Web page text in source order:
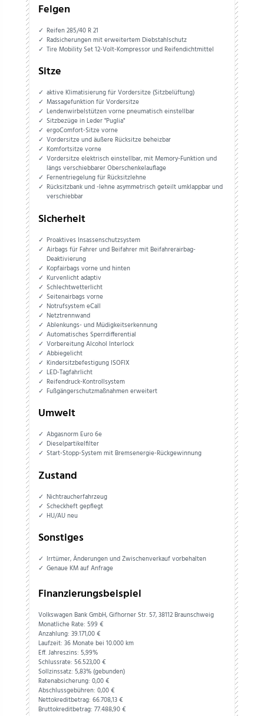
Felgen
Reifen 285/40 R 21
Radsicherungen mit erweitertem Diebstahlschutz
Tire Mobility Set 12-Volt-Kompressor und Reifendichtmittel
Sitze
aktive Klimatisierung für Vordersitze (Sitzbelüftung)
Massagefunktion für Vordersitze
Lendenwirbelstützen vorne pneumatisch einstellbar
Sitzbezüge in Leder "Puglia"
ergoComfort-Sitze vorne
Vordersitze und äußere Rücksitze beheizbar
Komfortsitze vorne
Vordersitze elektrisch einstellbar, mit Memory-Funktion und
längs verschiebbarer Oberschenkelauflage
Fernentriegelung für Rücksitzlehne
Rücksitzbank und -lehne asymmetrisch geteilt umklappbar und
verschiebbar
Sicherheit
Proaktives Insassenschutzsystem
Airbags für Fahrer und Beifahrer mit Beifahrerairbag-
Deaktivierung
Kopfairbags vorne und hinten
Kurvenlicht adaptiv
Schlechtwetterlicht
Seitenairbags vorne
Notrufsystem eCall
Netztrennwand
Ablenkungs- und Müdigkeitserkennung
Automatisches Sperrdifferential
Vorbereitung Alcohol Interlock
Abbiegelicht
Kindersitzbefestigung ISOFIX
LED-Tagfahrlicht
Reifendruck-Kontrollsystem
Fußgängerschutzmaßnahmen erweitert
Umwelt
Abgasnorm Euro 6e
Dieselpartikelfilter
Start-Stopp-System mit Bremsenergie-Rückgewinnung
Zustand
Nichtraucherfahrzeug
Scheckheft gepflegt
HU/AU neu
Sonstiges
Irrtümer, Änderungen und Zwischenverkauf vorbehalten
Genaue KM auf Anfrage
Finanzierungsbeispiel
Volkswagen Bank GmbH, Gifhorner Str. 57, 38112 Braunschweig
Monatliche Rate: 599 €
Anzahlung: 39.171,00€
Laufzeit: 36 Monate bei 10.000 km
Eff. Jahreszins: 5,99%
Schlussrate: 56.523,00€
Sollzinssatz: 5,83% (gebunden)
Ratenabsicherung: 0,00€
Abschlussgebühren: 0,00€
Nettokreditbetrag: 66.708,13€
Bruttokreditbetrag: 77.488,90€